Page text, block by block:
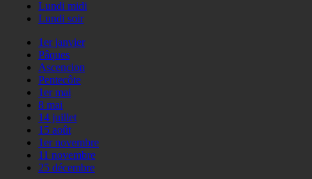
Lundi midi
Lundi soir
1er janvier
Pâques
Ascencion
Pentecôte
1er mai
8 mai
14 juillet
15 août
1er novembre
11 novembre
25 décembre